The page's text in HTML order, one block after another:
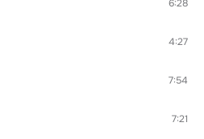
6:28
4:27
7:54
7:21